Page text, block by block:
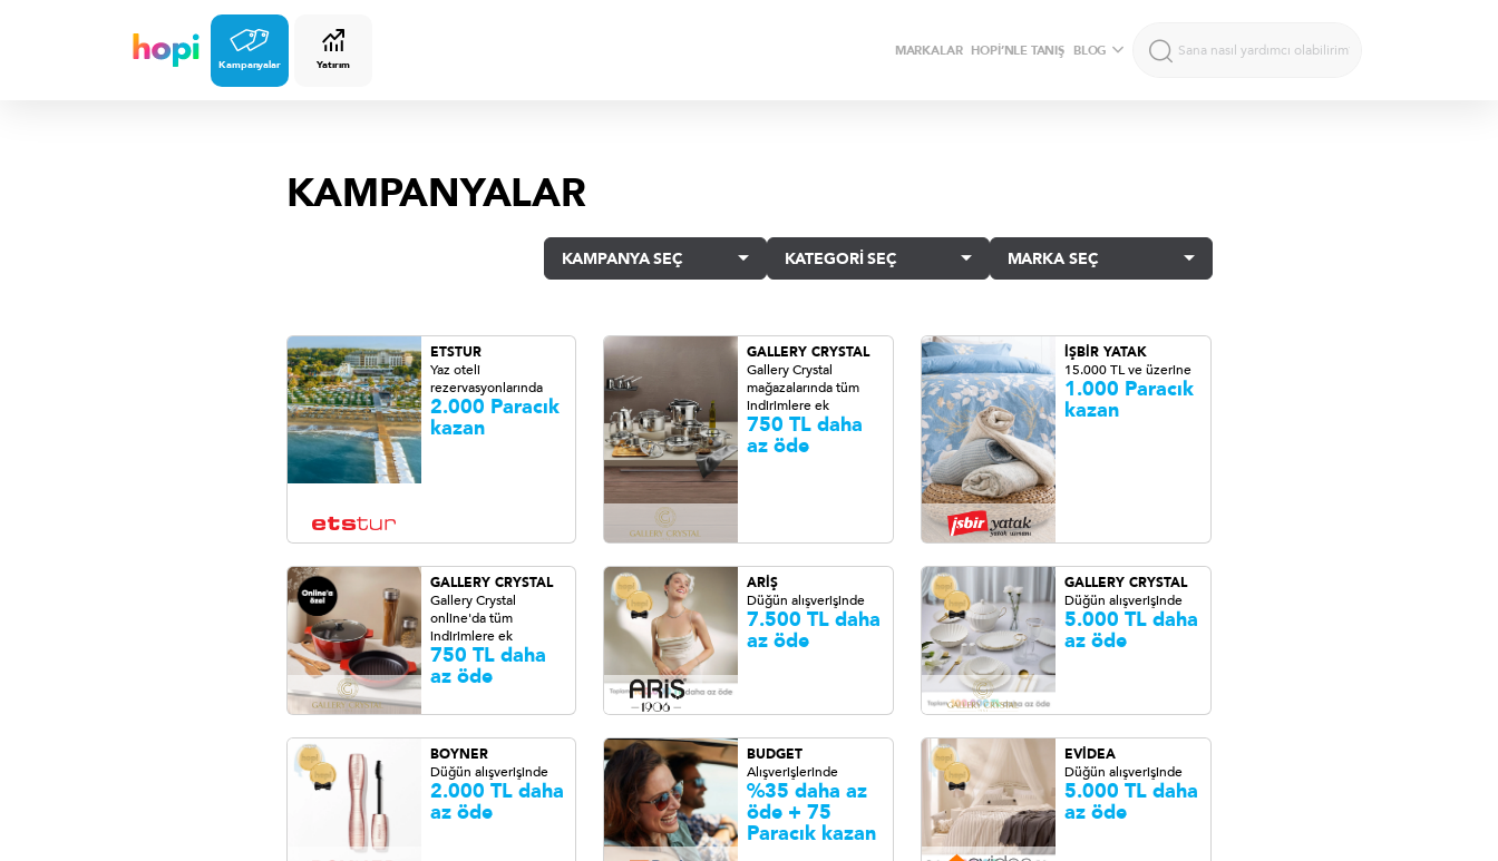
Kampanyalar Yatırım
MARKALAR HOPİ’NLE TANIŞ BLOG
KAMPANYALAR
KAMPANYA SEÇ KATEGORİ SEÇ MARKA SEÇ
ETSTUR
Yaz oteli
rezervasyonlarında
2.000 Paracık
kazan
GALLERY CRYSTAL
Gallery Crystal
mağazalarında tüm
indirimlere ek
750 TL daha
az öde
İŞBİR YATAK
15.000 TL ve üzerine
1.000 Paracık
kazan
GALLERY CRYSTAL
Gallery Crystal
online'da tüm
indirimlere ek
750 TL daha
az öde
ARİŞ
Düğün alışverişinde
7.500 TL daha
az öde
GALLERY CRYSTAL
Düğün alışverişinde
5.000 TL daha
az öde
BOYNER
Düğün alışverişinde
2.000 TL daha
az öde
BUDGET
Alışverişlerinde
%35 daha az
öde + 75
Paracık kazan
EVİDEA
Düğün alışverişinde
5.000 TL daha
az öde